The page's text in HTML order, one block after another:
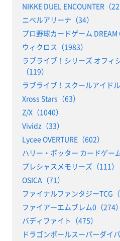
NIKKE DUEL ENCOUNTER（22
ニベルアリーナ（34）
プロ野球カードゲーム DREAM
ウィクロス（1983）
ラブライブ！シリーズ オフィ
（119）
ラブライブ！スクールアイド
Xross Stars（63）
Z/X（1040）
Vividz（33）
Lycee OVERTURE（602）
ハリー・ポッター カードゲー
プレシャスメモリーズ（111）
OSICA（71）
ファイナルファンタジーTCG（
ファイアーエムブレム0（274）
バディファイト（475）
ドラゴンボールスーパーダイバ